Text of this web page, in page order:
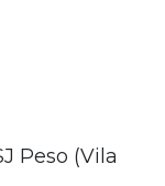
Peso (Vila